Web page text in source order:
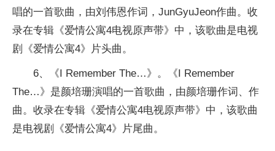
唱的一首歌曲，由刘伟恩作词，JunGyuJeon作曲。收
录在专辑《爱情公寓4电视原声带》中，该歌曲是电视
剧《爱情公寓4》片头曲。
6、《I Remember The…》。《I Remember
The…》是颜培珊演唱的一首歌曲，由颜培珊作词、作
曲。收录在专辑《爱情公寓4电视原声带》中，该歌曲
是电视剧《爱情公寓4》片尾曲。